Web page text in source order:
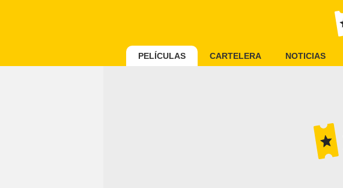
PELÍCULAS CARTELERA NOTICIAS